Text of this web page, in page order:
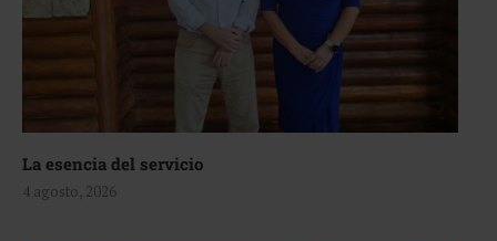
La esencia del servicio
4 agosto, 2026